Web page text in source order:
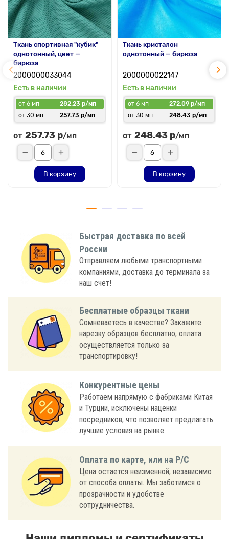
Ткань спортивная "кубик"
однотонный, цвет —
бирюза
2000000033044
Есть в наличии
от 6 мп
282.23 р/мп
от 30 мп
257.73 р/мп
от 257.73 р/мп
В корзину
Ткань кристалон
однотонный — бирюза
2000000022147
Есть в наличии
от 6 мп
272.09 р/мп
от 30 мп
248.43 р/мп
от 248.43 р/мп
В корзину
Быстрая доставка по всей
России
Отправляем любыми транспортными
компаниями, доставка до терминала за
наш счет!
Бесплатные образцы ткани
Сомневаетесь в качестве? Закажите
нарезку образцов бесплатно, оплата
осуществляется только за
транспортировку!
Конкурентные цены
Работаем напрямую с фабриками Китая
и Турции, исключены наценки
посредников, что позволяет предлагать
лучшие условия на рынке.
Оплата по карте, или на Р/С
Цена остается неизменной, независимо
от способа оплаты. Мы заботимся о
прозрачности и удобстве
сотрудничества.